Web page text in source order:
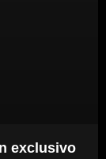
exclusivo